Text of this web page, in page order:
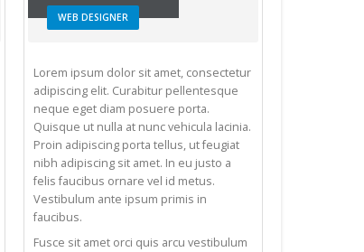
WEB DESIGNER
Lorem ipsum dolor sit amet, consectetur
adipiscing elit. Curabitur pellentesque
neque eget diam posuere porta.
Quisque ut nulla at nunc vehicula lacinia.
Proin adipiscing porta tellus, ut feugiat
nibh adipiscing sit amet. In eu justo a
felis faucibus ornare vel id metus.
Vestibulum ante ipsum primis in
faucibus.
Fusce sit amet orci quis arcu vestibulum